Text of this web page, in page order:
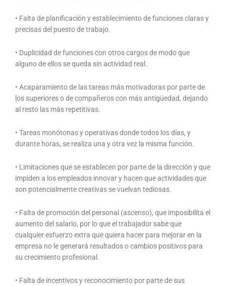
• Falta de planificación y establecimiento de funciones claras y
precisas del puesto de trabajo.
• Duplicidad de funciones con otros cargos de modo que
alguno de ellos se queda sin actividad real.
• Acaparamiento de las tareas más motivadoras por parte de
los superiores o de compañeros con más antigüedad, dejando
al resto las más repetitivas.
• Tareas monótonas y operativas donde todos los días, y
durante horas, se realiza una y otra vez la misma función.
• Limitaciones que se establecen por parte de la dirección y que
impiden a los empleados innovar y hacen que actividades que
son potencialmente creativas se vuelvan tediosas.
• Falta de promoción del personal (ascenso), que imposibilita el
aumento del salario, por lo que el trabajador sabe que
cualquier esfuerzo extra que quiera hacer para mejorar en la
empresa no le generará resultados o cambios positivos para
su crecimiento profesional.
• Falta de incentivos y reconocimiento por parte de sus